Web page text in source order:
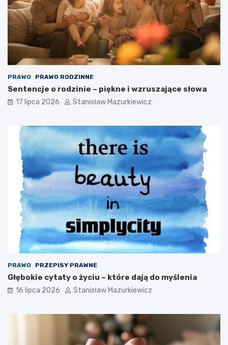
PRAWO PRAWO RODZINNE
Sentencje o rodzinie – piękne i wzruszające słowa
17 lipca 2026 Stanisław Mazurkiewicz
PRAWO PRZEPISY PRAWNE
Głębokie cytaty o życiu – które dają do myślenia
16 lipca 2026 Stanisław Mazurkiewicz